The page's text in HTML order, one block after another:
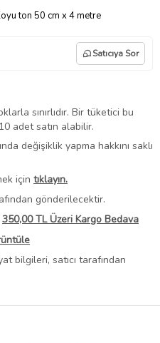
ton 50 cm x 4 metre
Satıcıya Sor
sınırlıdır. Bir tüketici bu
adet satın alabilir.
değişiklik yapma hakkını saklı
için tıklayın.
gönderilecektir.
350,00 TL Üzeri Kargo Bedava
bilgileri, satıcı tarafından